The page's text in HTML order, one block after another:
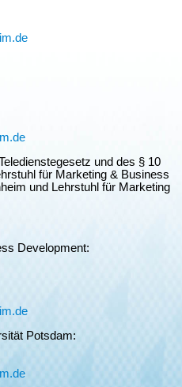
und des § 10
für Marketing & Business
und Lehrstuhl für Marketing
Development:
Potsdam: